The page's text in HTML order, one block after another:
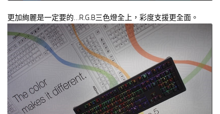
更加絢麗是一定要的…R.G.B三色燈全上，彩度支援更全面。